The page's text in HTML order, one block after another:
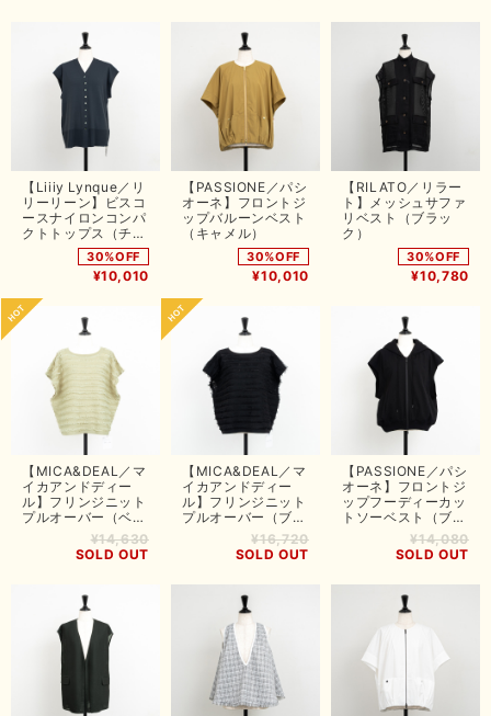
【Liiiy Lynque／リ
リーリーン】ビスコ
ースナイロンコンパ
クトトップス（チャ
30%OFF
¥10,010
【PASSIONE／パシ
オーネ】フロントジ
ップバルーンベスト
（キャメル）
30%OFF
¥10,010
【RILATO／リラー
ト】メッシュサファ
リベスト（ブラッ
ク）
30%OFF
¥10,780
【MICA&DEAL／マ
イカアンドディー
ル】フリンジニット
プルオーバー（ベー
¥14,630
SOLD OUT
【MICA&DEAL／マ
イカアンドディー
ル】フリンジニット
プルオーバー（ブラ
¥16,720
SOLD OUT
【PASSIONE／パシ
オーネ】フロントジ
ップフーディーカッ
トソーベスト（ブラ
¥14,080
SOLD OUT